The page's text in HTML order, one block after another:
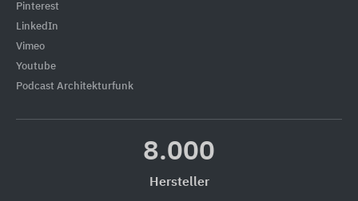
Pinterest
LinkedIn
Vimeo
Youtube
Podcast Architekturfunk
8.000
Hersteller